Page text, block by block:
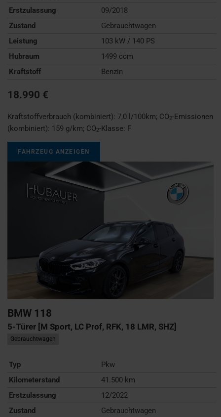
Erstzulassung
09/2018
Zustand
Gebrauchtwagen
Leistung
103 kW / 140 PS
Hubraum
1499 ccm
Kraftstoff
Benzin
18.990 €
Kraftstoffverbrauch (kombiniert): 7,0 l/100km; CO2-Emissionen
(kombiniert): 159 g/km; CO2-Klasse: F
FAHRZEUG ANZEIGEN
BMW 118
5-Türer [M Sport, LC Prof, RFK, 18 LMR, SHZ]
Gebrauchtwagen
Typ
Pkw
Kilometerstand
41.500 km
Erstzulassung
12/2022
Zustand
Gebrauchtwagen